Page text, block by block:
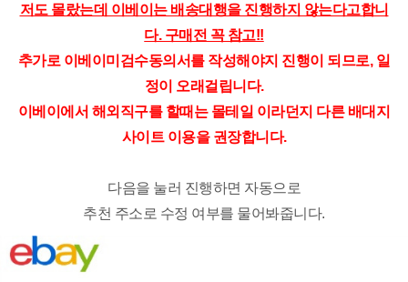
저도 몰랐는데 이베이는 배송대행을 진행하지 않는다고합니
다. 구매전 꼭 참고!!
추가로 이베이미검수동의서를 작성해야지 진행이 되므로, 일
정이 오래걸립니다.
이베이에서 해외직구를 할때는 몰테일 이라던지 다른 배대지
사이트 이용을 권장합니다.
다음을 눌러 진행하면 자동으로
추천 주소로 수정 여부를 물어봐줍니다.